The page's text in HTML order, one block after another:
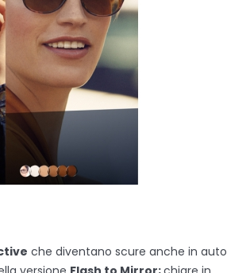
che diventano scure anche in auto